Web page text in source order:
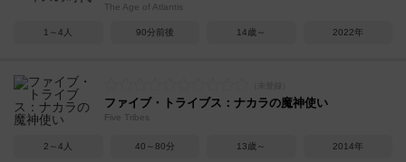
The Age of Atlantis
1～4人 90分前後 14歳～ 2022年
ファイブ・トライブス：ナカラの魔神使い
Five Tribes
2～4人 40～80分 13歳～ 2014年